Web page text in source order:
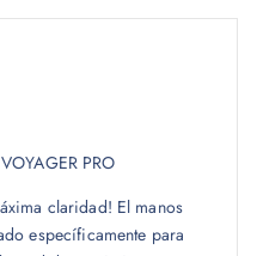
PRO
claridad! El manos
específicamente para